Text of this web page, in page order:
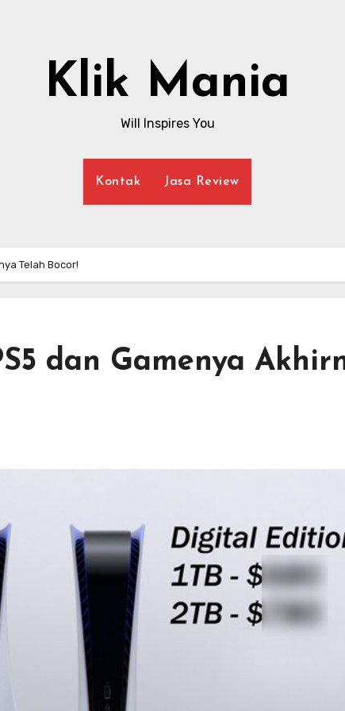
Klik Mania
Will Inspires You
Kontak Jasa Review
Telah Bocor!
dan Gamenya